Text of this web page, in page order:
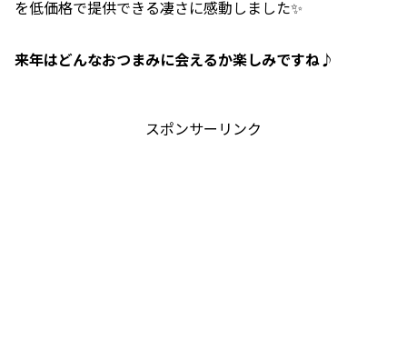
を低価格で提供できる凄さに感動しました✨
来年はどんなおつまみに会えるか楽しみですね♪
スポンサーリンク